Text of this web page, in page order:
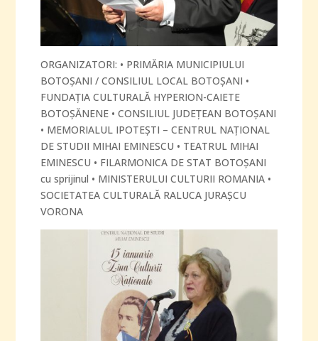
ORGANIZATORI: • PRIMĂRIA MUNICIPIULUI
BOTOŞANI / CONSILIUL LOCAL BOTOŞANI •
FUNDAŢIA CULTURALĂ HYPERION-CAIETE
BOTOŞĂNENE • CONSILIUL JUDEŢEAN BOTOŞANI
• MEMORIALUL IPOTEŞTI – CENTRUL NAŢIONAL
DE STUDII MIHAI EMINESCU • TEATRUL MIHAI
EMINESCU • FILARMONICA DE STAT BOTOŞANI
cu sprijinul • MINISTERULUI CULTURII ROMANIA •
SOCIETATEA CULTURALĂ RALUCA JURAŞCU
VORONA